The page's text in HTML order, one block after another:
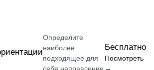
Определите
наиболее
подходящее для
Бесплатно
Посмотреть